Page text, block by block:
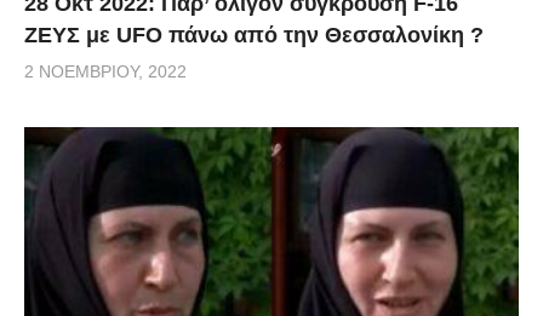
ΖΕΥΣ με UFO πάνω από την Θεσσαλονίκη ?
2 ΝΟΕΜΒΡΊΟΥ, 2022